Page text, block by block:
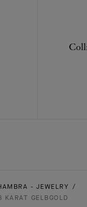
- JEWELRY
KARAT GELBGOLD